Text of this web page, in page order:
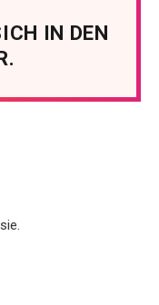
IN DEN